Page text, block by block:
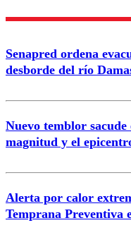
Senapred ordena
desborde del río
Nuevo temblor
magnitud y el
Alerta por calor
Temprana Preventiva